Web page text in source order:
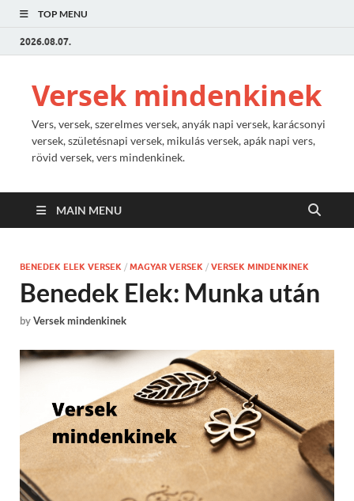
TOP MENU
2026.08.07.
Versek mindenkinek
Vers, versek, szerelmes versek, anyák napi versek, karácsonyi
versek, születésnapi versek, mikulás versek, apák napi vers,
rövid versek, vers mindenkinek.
MAIN MENU
BENEDEK ELEK VERSEK / MAGYAR VERSEK / VERSEK MINDENKINEK
Benedek Elek: Munka után
byVersek mindenkinek